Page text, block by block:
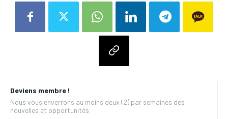
Deviens membre !
Nous vous enverrons au moins deux (2) par semaines des
nouvelles et opportunités